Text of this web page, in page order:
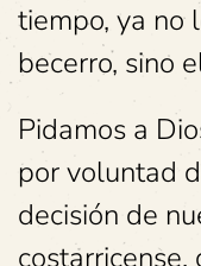
tiempo, ya no
becerro, sino
Pidamos a
por voluntad
decisión de